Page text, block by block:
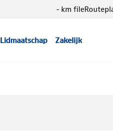
Lidmaatschap Zakelijk
- km file